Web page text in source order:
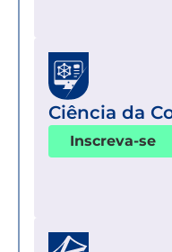
Ciência da
Inscreva-se